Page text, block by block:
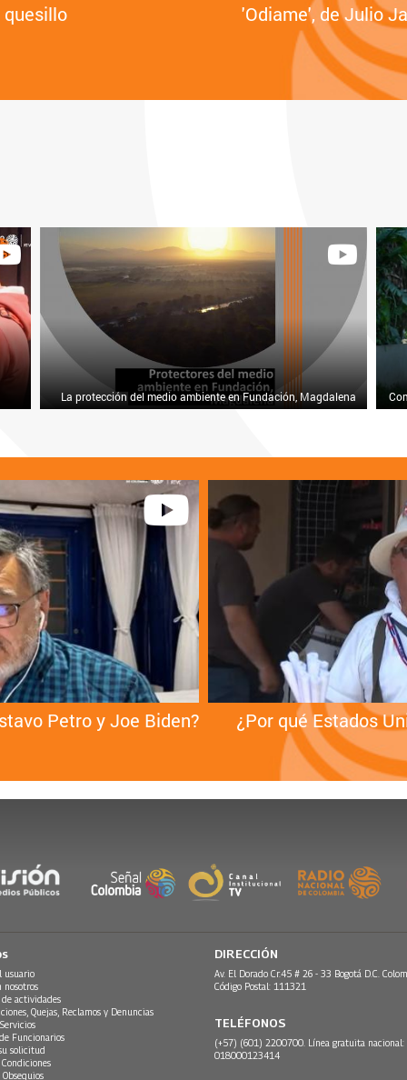
'Odiame', de Julio
La protección del medio ambiente en Fundación, Magdalena
Petro y Joe Biden? ¿Por qué Estados
usuario
nosotros
actividades
Quejas, Reclamos y Denuncias
Funcionarios
solicitud
DIRECCIÓN
Av. El Dorado Cr.45 # 26 - 33 Bogotá D.C.
Código Postal: 111321
TELÉFONOS
(+57) (601) 2200700. Línea gratuita nacional:
018000123414